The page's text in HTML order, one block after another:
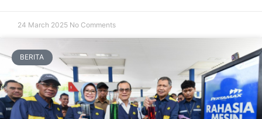
24 March 2025 No Comments
BERITA